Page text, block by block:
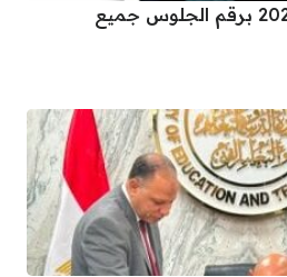
نتيجة الثانوية العامة 2026 برقم الجلوس جميع